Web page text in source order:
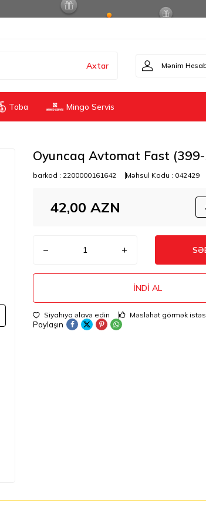
Axtar Mənim
Toba Mingo Servis
Oyuncaq Avtomat Fast
barkod : 2200000161642 Məhsul Kodu : 042429
42,00 AZN
İNDI AL
Siyahıya əlavə edin Məsləhət görmək
Paylaşın